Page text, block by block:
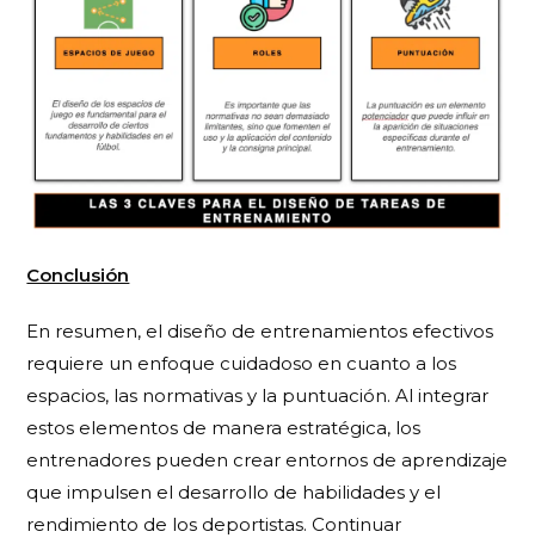
Conclusión
En resumen, el diseño de entrenamientos efectivos
requiere un enfoque cuidadoso en cuanto a los
espacios, las normativas y la puntuación. Al integrar
estos elementos de manera estratégica, los
entrenadores pueden crear entornos de aprendizaje
que impulsen el desarrollo de habilidades y el
rendimiento de los deportistas. Continuar